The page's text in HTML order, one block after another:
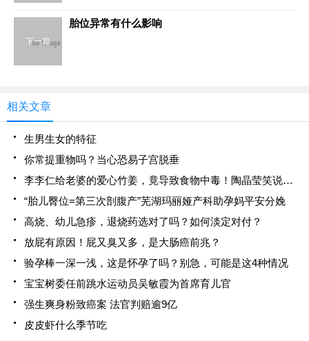
下一篇
胎位异常有什么影响
相关文章
生男生女的特征
你常提重物吗？当心恐易子宫脱垂
李李仁给老婆的爱心竹姜，竟导致食物中毒！陶晶莹笑说小心枕边人
“胎儿臀位=第三次剖腹产”芜湖玛丽娅产科助孕妈平安分娩
高烧、幼儿急疹，退烧药选对了吗？如何淡定对付？
放屁有原因！屁又臭又多，是大肠癌前兆？
验孕棒一深一浅，这是怀孕了吗？别急，可能是这4种情况
宝宝树委任前跳水运动员吴敏霞为首席育儿官
强生爽身粉致癌案 法官判赔逾9亿
皮皮虾什么季节吃